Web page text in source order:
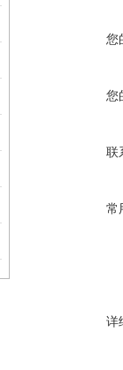
您
您
联
常
详